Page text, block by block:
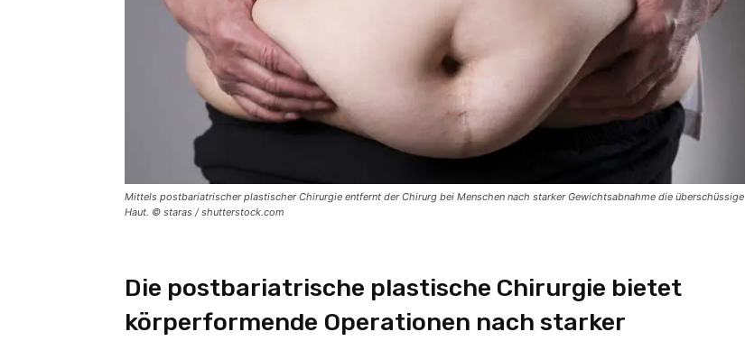
Mittels postbariatrischer plastischer Chirurgie entfernt der Chirurg bei Menschen nach starker Gewichtsabnahme die überschüssige
Haut. © staras / shutterstock.com
Die postbariatrische plastische Chirurgie bietet
körperformende Operationen nach starker